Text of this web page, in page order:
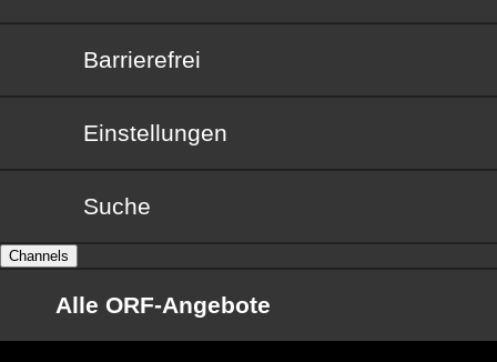
Barrierefrei
Barrierefrei
Einstellungen
Suche
Channels
Alle ORF-Angebote